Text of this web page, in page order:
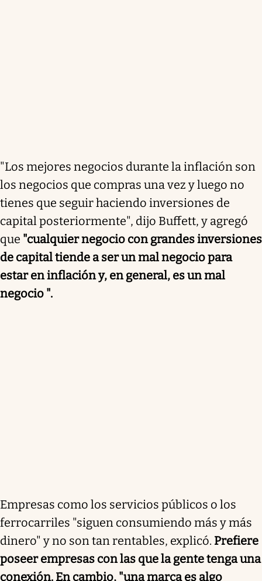
"Los mejores negocios durante la inflación son
los negocios que compras una vez y luego no
tienes que seguir haciendo inversiones de
capital posteriormente", dijo Buffett, y agregó
que "cualquier negocio con grandes inversiones
de capital tiende a ser un mal negocio para
estar en inflación y, en general, es un mal
negocio ".
Empresas como los servicios públicos o los
ferrocarriles "siguen consumiendo más y más
dinero" y no son tan rentables, explicó. Prefiere
poseer empresas con las que la gente tenga una
conexión. En cambio, "una marca es algo